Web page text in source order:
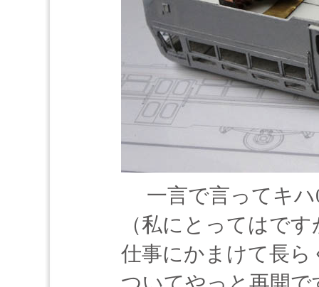
一言で言ってキハ
（私にとってはで
仕事にかまけて長ら